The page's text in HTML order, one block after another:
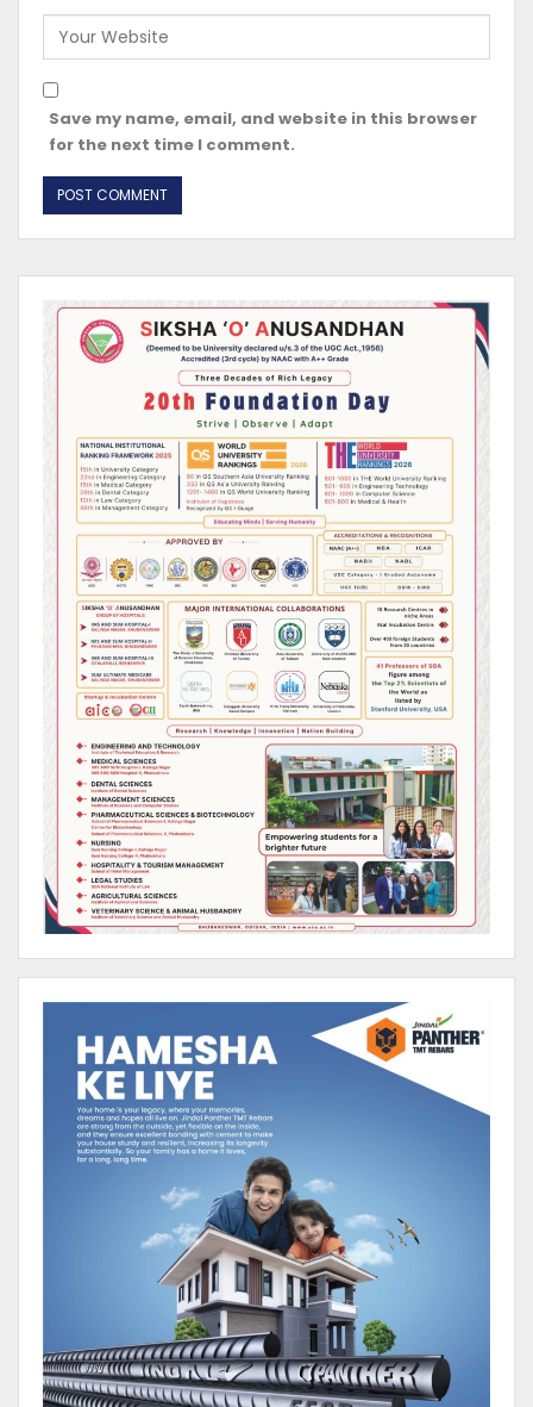
Save my name, email, and website in this browser
for the next time I comment.